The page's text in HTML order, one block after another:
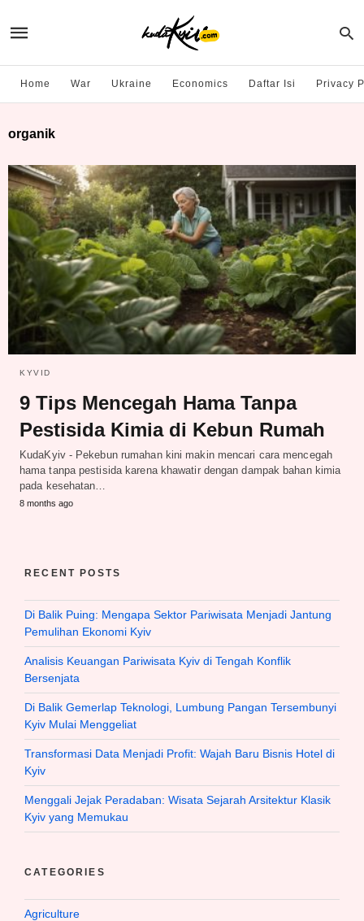
Home War Ukraine Economics Daftar Isi Privacy
organik
KYVID
9 Tips Mencegah Hama Tanpa
Pestisida Kimia di Kebun Rumah
KudaKyiv - Pekebun rumahan kini makin mencari cara mencegah
hama tanpa pestisida karena khawatir dengan dampak bahan kimia
pada kesehatan…
8 months ago
RECENT POSTS
Di Balik Puing: Mengapa Sektor Pariwisata Menjadi Jantung
Pemulihan Ekonomi Kyiv
Analisis Keuangan Pariwisata Kyiv di Tengah Konflik
Bersenjata
Di Balik Gemerlap Teknologi, Lumbung Pangan Tersembunyi
Kyiv Mulai Menggeliat
Transformasi Data Menjadi Profit: Wajah Baru Bisnis Hotel di
Kyiv
Menggali Jejak Peradaban: Wisata Sejarah Arsitektur Klasik
Kyiv yang Memukau
CATEGORIES
Agriculture